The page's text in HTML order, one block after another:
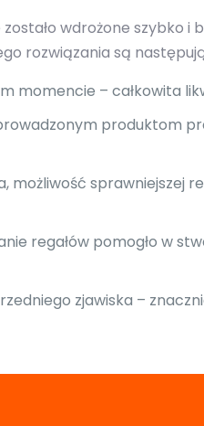
wdrożone szybko i
rozwiązania są
momencie – całkowita
produktom
sprawniejszej
regałów pomogło w
zjawiska –